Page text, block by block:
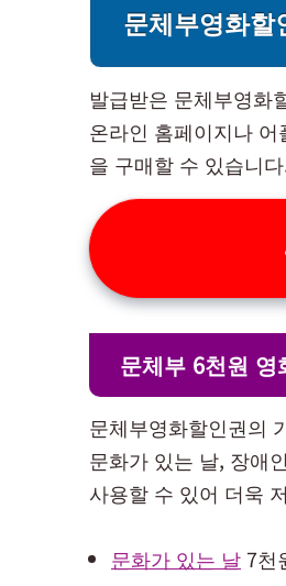
문체부영화할
발급받은 문체부영화
온라인 홈페이지나
을 구매할 수 있습니
문체부 6천원
문체부영화할인권의
문화가 있는 날, 장애
사용할 수 있어 더욱
문화가 있는 날7천